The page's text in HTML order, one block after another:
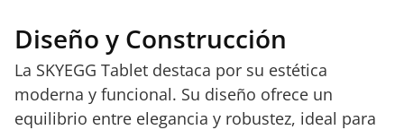
Diseño y Construcción
La SKYEGG Tablet destaca por su estética
moderna y funcional. Su diseño ofrece un
equilibrio entre elegancia y robustez, ideal para